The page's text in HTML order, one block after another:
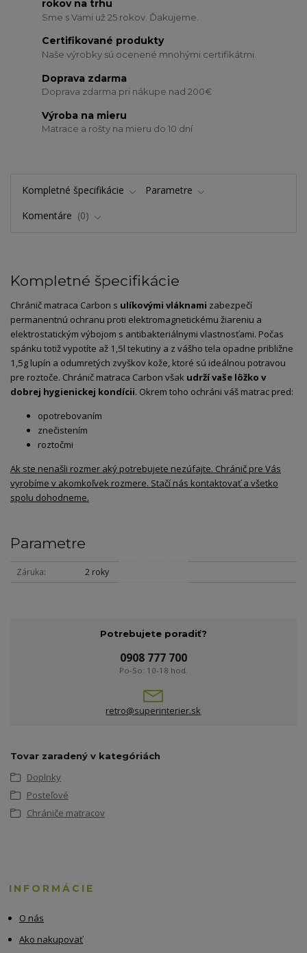
rokov na trhu
Sme s Vami už 25 rokov. Ďakujeme.
Certifikované produkty
Naše výrobky sú ocenené mnohými certifikátmi.
Doprava zdarma
Doprava zdarma pri nákupe nad 200€
Výroba na mieru
Matrace a rošty na mieru do 10 dní
Kompletné špecifikácie
Parametre
Komentáre
0
Kompletné špecifikácie
Chránič matraca Carbon s ulíkovými vláknami zabezpečí
permanentnú ochranu proti elektromagnetickému žiareniu a
elektrostatickým výbojom s antibakteriálnymi vlastnosťami. Počas
spánku totiž vypotíte až 1,5l tekutiny a z vášho tela opadne približne
1,5g lupín a odumretých zvyškov kože, ktoré sú ideálnou potravou
pre roztoče. Chránič matraca Carbon však udrží vaše lôžko v
dobrej hygienickej kondícii. Okrem toho ochráni váš matrac pred:
opotrebovaním
znečistením
roztočmi
Ak ste nenašli rozmer aký potrebujete nezúfajte. Chránič pre Vás
vyrobíme v akomkoľvek rozmere. Stačí nás kontaktovať a všetko
spolu dohodneme.
Parametre
Záruka 2 roky
Potrebujete poradiť?
0908 777 700
Po-So: 10-18 hod.
retro@superinterier.sk
Tovar zaradený v kategóriách
Doplnky
Posteľové
Chrániče matracov
INFORMÁCIE
O nás
Ako nakupovať